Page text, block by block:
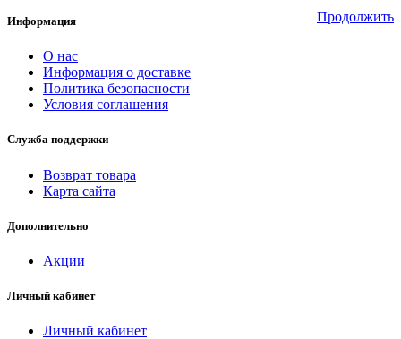
Продолжить
Информация
О нас
Информация о доставке
Политика безопасности
Условия соглашения
Служба поддержки
Возврат товара
Карта сайта
Дополнительно
Акции
Личный кабинет
Личный кабинет